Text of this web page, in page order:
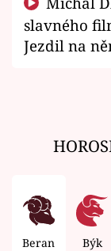
slavného
Jezdil na
Beran Býk